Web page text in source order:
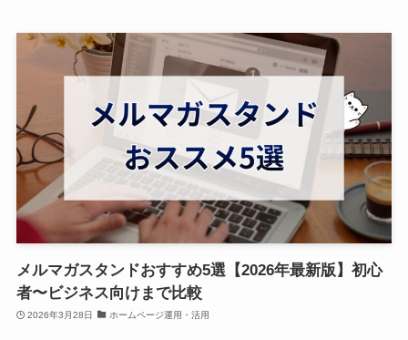
メルマガスタンドおすすめ5選【2026年最新版】初心
者〜ビジネス向けまで比較
2026年3月28日 ホームページ運用・活用